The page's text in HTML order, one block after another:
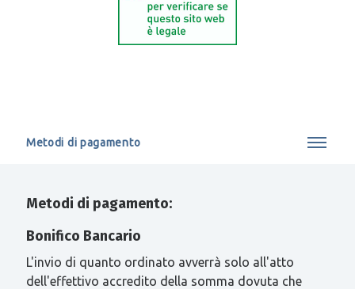
Metodi di pagamento
Metodi di pagamento:
Bonifico Bancario
L'invio di quanto ordinato avverrà solo all'atto
dell'effettivo accredito della somma dovuta che